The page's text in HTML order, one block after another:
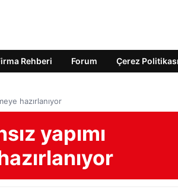
Rehberi Forum Çerez Politikası
hazırlanıyor
yapımı